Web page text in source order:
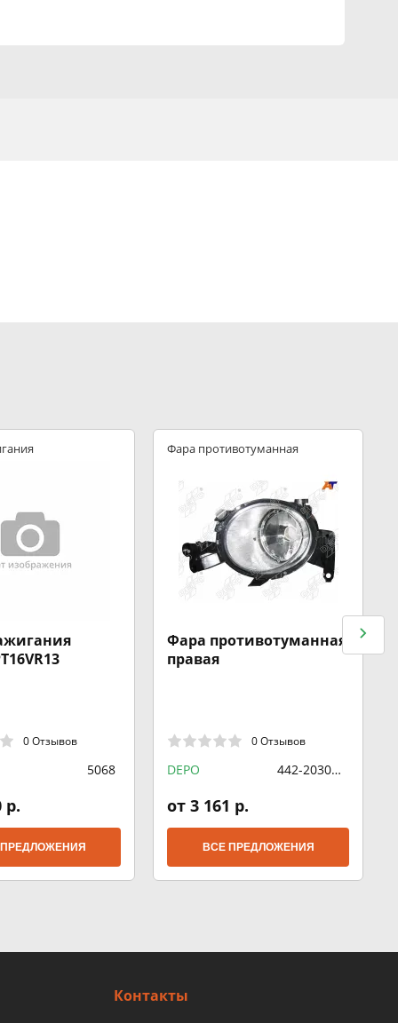
0 Отзывов
5068
р.
Фара противотуманная
Фара противотуманная
правая
0 Отзывов
DEPO
442-2030R-
от 3 161 р.
ВСЕ ПРЕДЛОЖЕНИЯ
Контакты